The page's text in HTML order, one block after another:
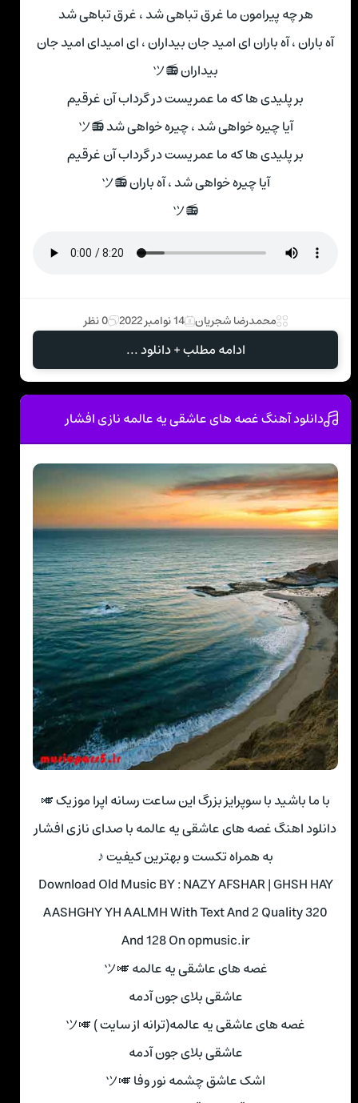
هر چه پیرامون ما غرق تباهی شد ، غرق تباهی شد
آه باران ، آه باران ای امید جان بیداران ، ای امیدای امید جان
بیداران 📻ツ
بر پلیدی ‌ها که ما عمریست در گرداب آن غرقیم
آیا چیره خواهی شد ، چیره خواهی شد 📻ツ
بر پلیدی ‌ها که ما عمریست در گرداب آن غرقیم
آیا چیره خواهی شد ، آه باران 📻ツ
📻ツ
محمدرضا شجریان 14 نوامبر 2022 0 نظر
ادامه مطلب + دانلود ...
دانلود آهنگ غصه های عاشقی یه عالمه نازی افشار
با ما باشید با سوپرایز بزرگ این ساعت رسانه اپرا موزیک 🎺
دانلود اهنگ غصه های عاشقی یه عالمه با صدای نازی افشار
به همراه تکست و بهترین کیفیت ♪
Download Old Music BY : NAZY AFSHAR | GHSH HAY
AASHGHY YH AALMH With Text And 2 Quality 320
And 128 On opmusic.ir
غصه های عاشقی یه عالمه 🎺ツ
عاشقی بلای جون آدمه
غصه های عاشقی یه عالمه(ترانه از سایت ) 🎺ツ
عاشقی بلای جون آدمه
اشک عاشق چشمه نور وفا 🎺ツ